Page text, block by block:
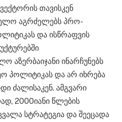
თავისკენ
აგრძელებს პრო-
და ისწრაფვის
აზერბაიჯანი ინარჩუნებს
პოლიტიკას და არ იხრება
ძალისაკენ. ამგვარი
2000იანი წლების
სტრატეგია და შეეცადა